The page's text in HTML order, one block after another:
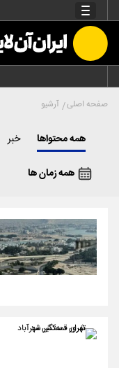
صفحه اصلی آرشیو
همه محتواها خبر
همه زمان ها